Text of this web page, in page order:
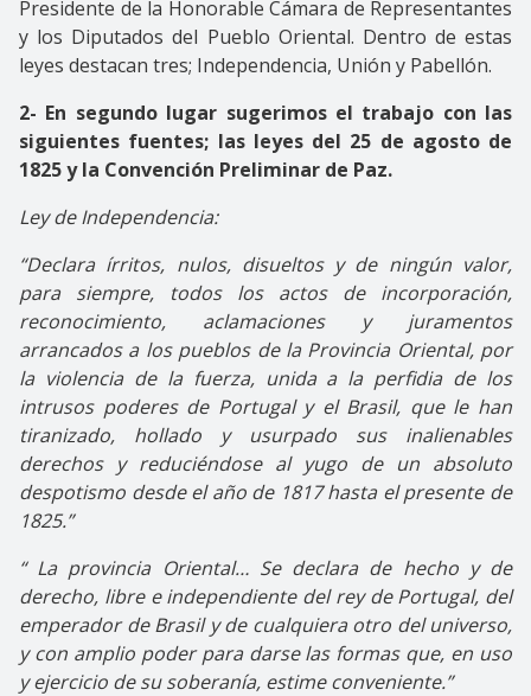
Presidente de la Honorable Cámara de Representantes
y los Diputados del Pueblo Oriental. Dentro de estas
leyes destacan tres; Independencia, Unión y Pabellón.
2- En segundo lugar sugerimos el trabajo con las
siguientes fuentes; las leyes del 25 de agosto de
1825 y la Convención Preliminar de Paz.
Ley de Independencia:
“Declara írritos, nulos, disueltos y de ningún valor,
para siempre, todos los actos de incorporación,
reconocimiento, aclamaciones y juramentos
arrancados a los pueblos de la Provincia Oriental, por
la violencia de la fuerza, unida a la perfidia de los
intrusos poderes de Portugal y el Brasil, que le han
tiranizado, hollado y usurpado sus inalienables
derechos y reduciéndose al yugo de un absoluto
despotismo desde el año de 1817 hasta el presente de
1825.”
“ La provincia Oriental… Se declara de hecho y de
derecho, libre e independiente del rey de Portugal, del
emperador de Brasil y de cualquiera otro del universo,
y con amplio poder para darse las formas que, en uso
y ejercicio de su soberanía, estime conveniente.”